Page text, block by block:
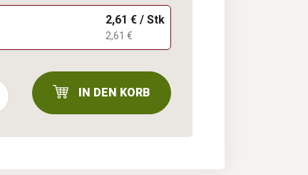
2,61 € / Stk
2,61 €
IN DEN KORB